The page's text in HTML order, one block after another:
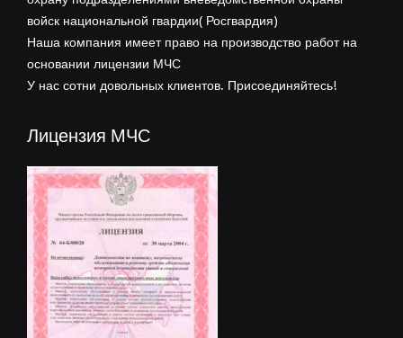
войск национальной гвардии( Росгвардия)
Наша компания имеет право на производство работ на
основании лицензии МЧС
У нас сотни довольных клиентов. Присоединяйтесь!
Лицензия МЧС